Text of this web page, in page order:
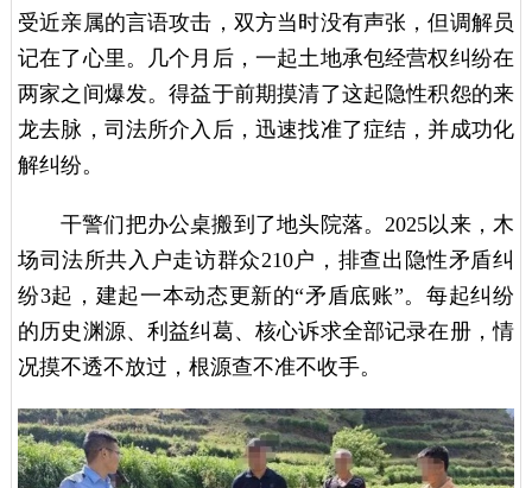
受近亲属的言语攻击，双方当时没有声张，但调解员
记在了心里。几个月后，一起土地承包经营权纠纷在
两家之间爆发。得益于前期摸清了这起隐性积怨的来
龙去脉，司法所介入后，迅速找准了症结，并成功化
解纠纷。
干警们把办公桌搬到了地头院落。2025以来，木
场司法所共入户走访群众210户，排查出隐性矛盾纠
纷3起，建起一本动态更新的“矛盾底账”。每起纠纷
的历史渊源、利益纠葛、核心诉求全部记录在册，情
况摸不透不放过，根源查不准不收手。